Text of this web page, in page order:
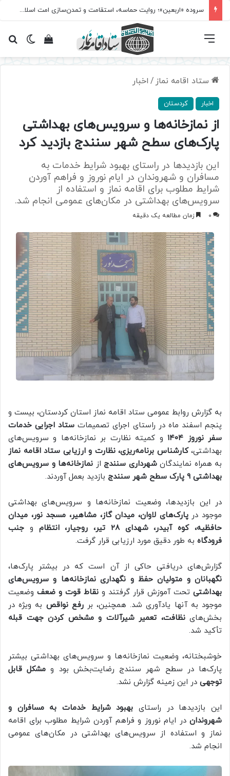
سروده‌ «اربعین»؛ روایت حماسه، استقامت و تمدن‌سازی امت اسلامی
تغییرمشاهده فهرست
ستاد اقامه نماز / اخبار
اخبار کردستان
از نمازخانه‌ها و سرویس‌های بهداشتی
پارک‌های سطح شهر سنندج بازدید کرد
این بازدیدها در راستای بهبود شرایط خدمات به
مسافران و شهروندان در ایام نوروز و فراهم آوردن
شرایط مطلوب برای اقامه نماز و استفاده از
سرویس‌های بهداشتی در مکان‌های عمومی انجام شد.
0 زمان مطالعه یک دقیقه
به گزارش روابط عمومی ستاد اقامه نماز استان کردستان، بیست و
پنجم اسفند ماه در راستای اجرای تصمیمات ستاد اجرایی خدمات
سفر نوروز ۱۴۰۴
و کمیته نظارت بر نمازخانه‌ها و سرویس‌های
بهداشتی،کارشناس برنامه‌ریزی، نظارت و ارزیابی ستاد اقامه نماز
به همراه نمایندگانشهرداری سنندج از نمازخانه‌ها و سرویس‌های
بهداشتی ۹ پارک سطح شهر سنندج
بازدید بعمل آوردند.
در این بازدیدها، وضعیت نمازخانه‌ها و سرویس‌های بهداشتی
موجود درپارک‌های لاوان، میدان گاز، مشاهیر، مسجد نور، میدان
حافظیه، کوه آبیدر، شهدای ۲۸ تیر، روجیار، انتظام
و جنب
فرودگاه به طور دقیق مورد ارزیابی قرار گرفت.
گزارش‌های دریافتی حاکی از آن است که در بیشتر پارک‌ها،
نگهبانان و متولیان حفظ و نگهداری نمازخانه‌ها و سرویس‌های
بهداشتی تحت آموزش قرار گرفتند و نقاط قوت و ضعف وضعیت
موجود به آنها یادآوری شد. همچنین، بررفع نواقص به ویژه در
بخش‌هاینظافت، تعمیر شیرآلات و مشخص کردن جهت قبله
تأکید شد.
خوشبختانه، وضعیت نمازخانه‌ها و سرویس‌های بهداشتی بیشتر
پارک‌ها در سطح شهر سنندج رضایت‌بخش بود و مشکل قابل
توجهی در این زمینه گزارش نشد.
این بازدیدها در راستای بهبود شرایط خدمات به مسافران و
شهروندان در ایام نوروز و فراهم آوردن شرایط مطلوب برای اقامه
نماز و استفاده از سرویس‌های بهداشتی در مکان‌های عمومی
انجام شد.